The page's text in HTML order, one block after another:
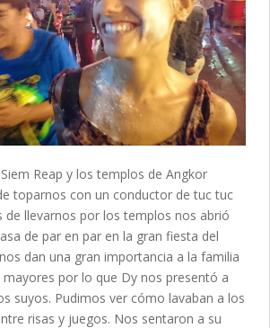
Reap y los templos de Angkor
toparnos con un conductor de tuc tuc
de llevarnos por los templos nos abrió
de par en par en la gran fiesta del
dan una gran importancia a la familia
por lo que Dy nos presentó a
suyos. Pudimos ver cómo lavaban a los
risas y juegos. Nos sentaron a su